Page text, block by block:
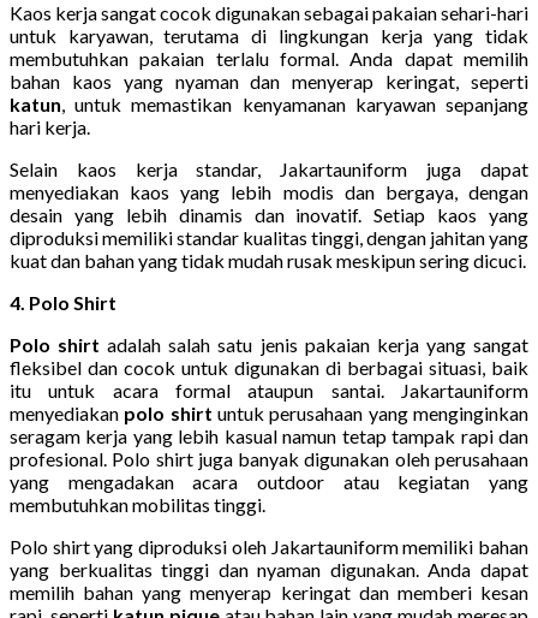
Kaos kerja sangat cocok digunakan sebagai pakaian sehari-hari
untuk karyawan, terutama di lingkungan kerja yang tidak
membutuhkan pakaian terlalu formal. Anda dapat memilih
bahan kaos yang nyaman dan menyerap keringat, seperti
katun, untuk memastikan kenyamanan karyawan sepanjang
hari kerja.
Selain kaos kerja standar, Jakartauniform juga dapat
menyediakan kaos yang lebih modis dan bergaya, dengan
desain yang lebih dinamis dan inovatif. Setiap kaos yang
diproduksi memiliki standar kualitas tinggi, dengan jahitan yang
kuat dan bahan yang tidak mudah rusak meskipun sering dicuci.
4. Polo Shirt
Polo shirt adalah salah satu jenis pakaian kerja yang sangat
fleksibel dan cocok untuk digunakan di berbagai situasi, baik
itu untuk acara formal ataupun santai. Jakartauniform
menyediakan polo shirt untuk perusahaan yang menginginkan
seragam kerja yang lebih kasual namun tetap tampak rapi dan
profesional. Polo shirt juga banyak digunakan oleh perusahaan
yang mengadakan acara outdoor atau kegiatan yang
membutuhkan mobilitas tinggi.
Polo shirt yang diproduksi oleh Jakartauniform memiliki bahan
yang berkualitas tinggi dan nyaman digunakan. Anda dapat
memilih bahan yang menyerap keringat dan memberi kesan